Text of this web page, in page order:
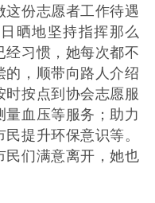
份志愿者工作待遇
晒地坚持指挥那么
经习惯，她每次都不
的，顺带向路人介绍
时按点到协会志愿服
血压等服务；助力
提升环保意识等。
民们满意离开，她也